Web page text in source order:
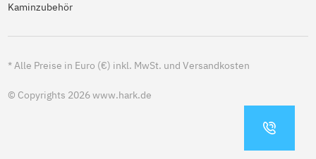
Kaminzubehör
*Alle Preise in Euro (€) inkl. MwSt. und Versandkosten
© Copyrights 2026 www.hark.de